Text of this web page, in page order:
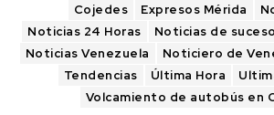
Cojedes
Expresos Mérida
Noticias 24 Horas
Noticias de
Noticias Venezuela
Noticiero de
Tendencias
Última Hora
Volcamiento de autobús en